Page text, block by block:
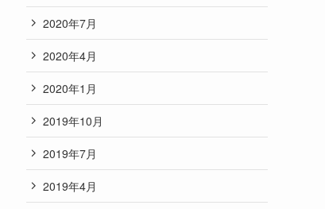
2020年7月
2020年4月
2020年1月
2019年10月
2019年7月
2019年4月